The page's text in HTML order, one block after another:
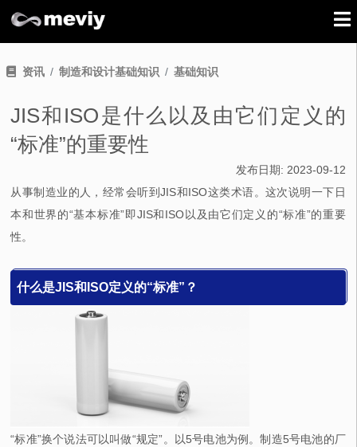
资讯 制造和设计基础知识 基础知识
JIS和ISO是什么以及由它们定义的
“标准”的重要性
发布日期: 2023-09-12
从事制造业的人，经常会听到JIS和ISO这类术语。这次说明一下日
本和世界的“基本标准”即JIS和ISO以及由它们定义的“标准”的重要
性。
什么是JIS和ISO定义的“标准”？
“标准”换个说法可以叫做“规定”。以5号电池为例。制造5号电池的厂